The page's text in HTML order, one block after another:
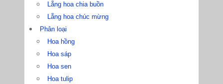
Lẵng hoa chia buồn
Lẵng hoa chúc mừng
Phân loại
Hoa hồng
Hoa sáp
Hoa sen
Hoa tulip